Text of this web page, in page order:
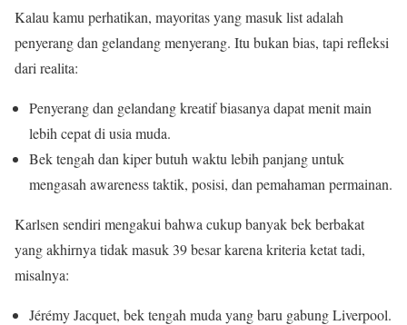
Kalau kamu perhatikan, mayoritas yang masuk list adalah
penyerang dan gelandang menyerang. Itu bukan bias, tapi refleksi
dari realita:
Penyerang dan gelandang kreatif biasanya dapat menit main
lebih cepat di usia muda.
Bek tengah dan kiper butuh waktu lebih panjang untuk
mengasah awareness taktik, posisi, dan pemahaman permainan.
Karlsen sendiri mengakui bahwa cukup banyak bek berbakat
yang akhirnya tidak masuk 39 besar karena kriteria ketat tadi,
misalnya:
Jérémy Jacquet, bek tengah muda yang baru gabung Liverpool.